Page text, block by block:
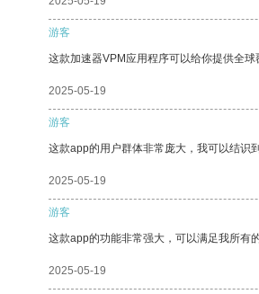
游客
这款加速器VPM应用程序可以给你提供全球
2025-05-19
游客
这款app的用户群体非常庞大，我可以结识
2025-05-19
游客
这款app的功能非常强大，可以满足我所有
2025-05-19